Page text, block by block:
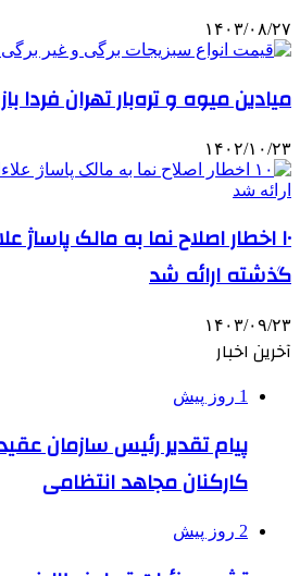
۱۴۰۳/۰۸/۲۷
میادین میوه و تره‌بار تهران فردا
۱۴۰۲/۱۰/۲۳
گذشته ارائه شد
۱۴۰۳/۰۹/۲۳
آخرین اخبار
1 روز پیش
پیام تقدیر رئیس سازمان
کارکنان مجاهد انتظامی
2 روز پیش